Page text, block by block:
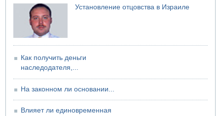
Установление отцовства в Израиле
Как получить деньги
наследодателя,...
На законном ли основании...
Влияет ли единовременная